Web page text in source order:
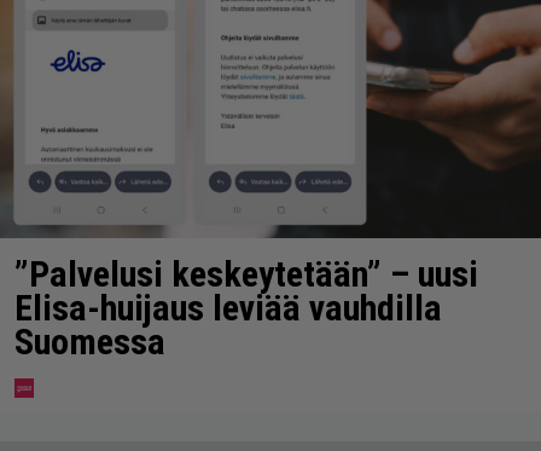
”Palvelusi keskeytetään” – uusi
Elisa-huijaus leviää vauhdilla
Suomessa